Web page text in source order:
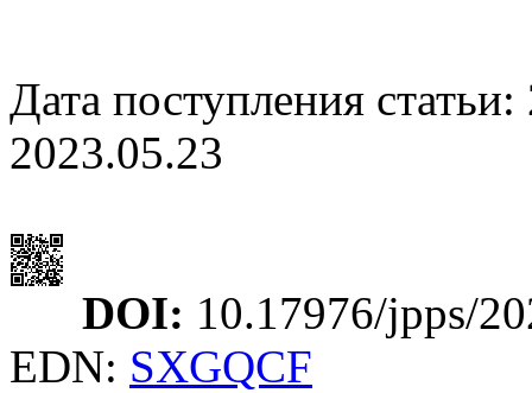
Дата поступления
2023.05.23
DOI: 10.17976/jpps/
EDN: SXGQCF